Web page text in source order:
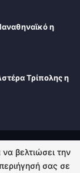
η
Τρίπολης η
βελτιώσει την
σας σε